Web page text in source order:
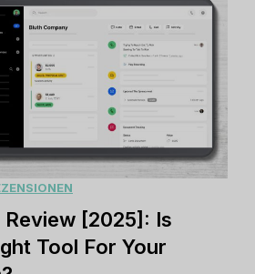
2
Review [2025]: Is
Tool For Your